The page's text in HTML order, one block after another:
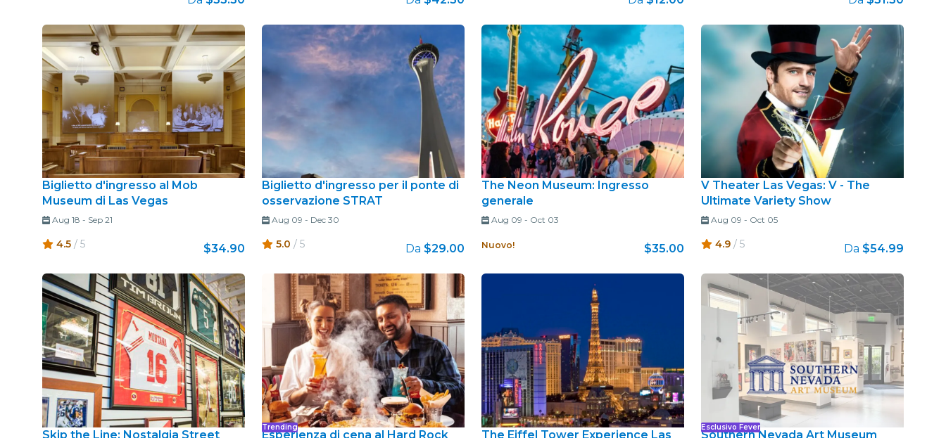
Biglietto d'ingresso al Mob
Museum di Las Vegas
Aug 18 - Sep 21
4.5 / 5 $34.90
Biglietto d'ingresso per il ponte di
osservazione STRAT
Aug 09 - Dec 30
5.0 / 5 Da $29.00
The Neon Museum: Ingresso
generale
Aug 09 - Oct 03
Nuovo! $35.00
V Theater Las Vegas: V - The
Ultimate Variety Show
Aug 09 - Oct 05
4.9 / 5 Da $54.99
Skip the Line: Nostalgia Street
Trending
Esperienza di cena al Hard Rock The Eiffel Tower Experience Las
Esclusivo Fever
Southern Nevada Art Museum